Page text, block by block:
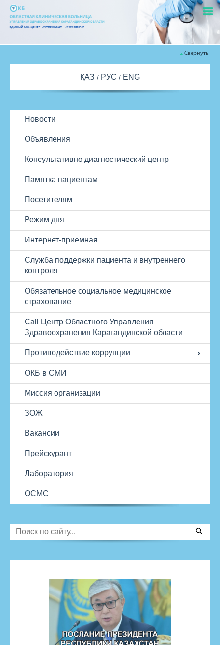
Свернуть
ҚАЗ РУС ENG
Новости
Объявления
Консультативно диагностический центр
Памятка пациентам
Посетителям
Режим дня
Интернет-приемная
Служба поддержки пациента и внутреннего
контроля
Обязательное социальное медицинское
страхование
Call Центр Областного Управления
Здравоохранения Карагандинской области
Противодействие коррупции
ОКБ в СМИ
Миссия организации
ЗОЖ
Вакансии
Прейскурант
Лаборатория
ОСМС